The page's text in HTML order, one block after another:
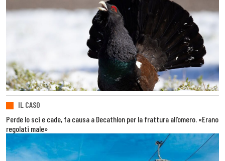
IL CASO
Perde lo sci e cade, fa causa a Decathlon per la frattura all’omero. «Erano
regolati male»